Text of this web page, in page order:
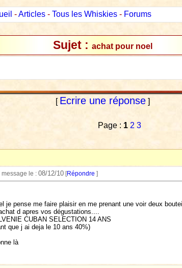
-Articles- Tous les Whiskies- Forums
Sujet : achat pour noel
[ Ecrire une réponse]
Page : 1 2 3
le : 08/12/10[Répondre ]
je pense me faire plaisir en me prenant une voir deux
d apres vos dégustations....
CUBAN SELECTION 14 ANS
que j ai deja le 10 ans 40%)
là